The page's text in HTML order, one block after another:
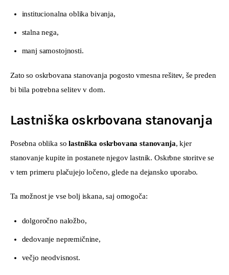
institucionalna oblika bivanja,
stalna nega,
manj samostojnosti.
Zato so oskrbovana stanovanja pogosto vmesna rešitev, še preden
bi bila potrebna selitev v dom.
Lastniška oskrbovana stanovanja
Posebna oblika so lastniška oskrbovana stanovanja, kjer
stanovanje kupite in postanete njegov lastnik. Oskrbne storitve se
v tem primeru plačujejo ločeno, glede na dejansko uporabo.
Ta možnost je vse bolj iskana, saj omogoča:
dolgoročno naložbo,
dedovanje nepremičnine,
večjo neodvisnost.